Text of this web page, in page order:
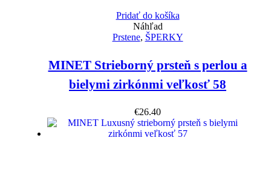
Pridať do košíka
Náhľad
Prstene, ŠPERKY
MINET Strieborný prsteň s perlou a
bielymi zirkónmi veľkosť 58
€26.40